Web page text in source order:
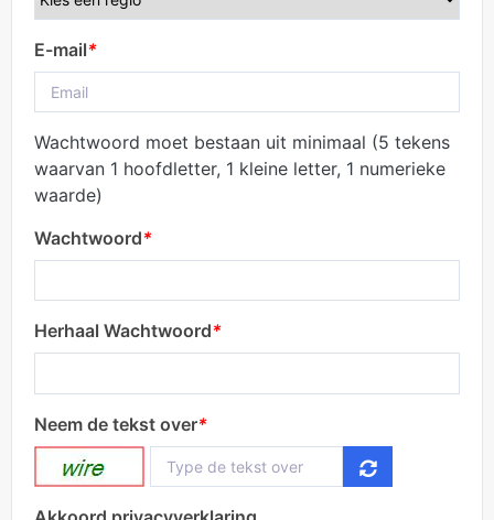
E-mail*
Wachtwoord moet bestaan uit minimaal (5 tekens
waarvan 1 hoofdletter, 1 kleine letter, 1 numerieke
waarde)
Wachtwoord*
Herhaal Wachtwoord*
Neem de tekst over*